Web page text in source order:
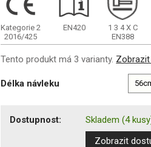
Kategorie 2
2016/425
EN420 1 3 4X C
EN388
Tento produkt má 3 varianty.
Délka návleku
Dostupnost: Skladem (4
Zobrazit